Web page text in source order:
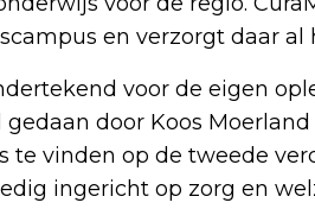
en verzorgt daar al
voor de eigen
door Koos
te vinden op de tweede
ingericht op zorg en